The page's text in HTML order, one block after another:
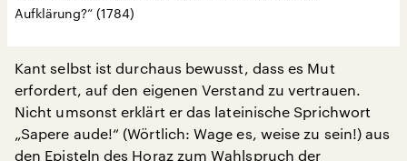
Aufklärung?“ (1784)
Kant selbst ist durchaus bewusst, dass es Mut
erfordert, auf den eigenen Verstand zu vertrauen.
Nicht umsonst erklärt er das lateinische Sprichwort
„Sapere aude!“ (Wörtlich: Wage es, weise zu sein!) aus
den Episteln des Horaz zum Wahlspruch der